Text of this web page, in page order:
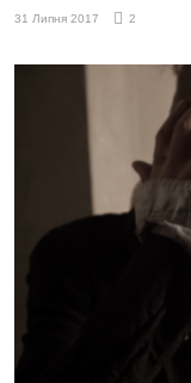
31 Липня 2017 2